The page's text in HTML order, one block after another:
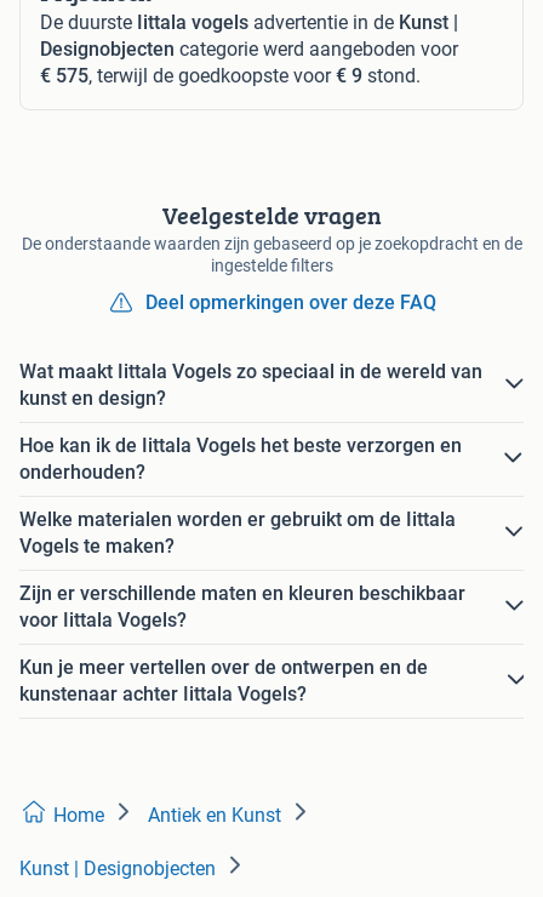
De duurste Iittala vogels advertentie in de Kunst |
Designobjecten categorie werd aangeboden voor
€ 575, terwijl de goedkoopste voor€ 9 stond.
Veelgestelde vragen
De onderstaande waarden zijn gebaseerd op je zoekopdracht en de
ingestelde filters
Deel opmerkingen over deze FAQ
Wat maakt Iittala Vogels zo speciaal in de wereld van
kunst en design?
Hoe kan ik de Iittala Vogels het beste verzorgen en
onderhouden?
Welke materialen worden er gebruikt om de Iittala
Vogels te maken?
Zijn er verschillende maten en kleuren beschikbaar
voor Iittala Vogels?
Kun je meer vertellen over de ontwerpen en de
kunstenaar achter Iittala Vogels?
Home Antiek en Kunst
Kunst | Designobjecten